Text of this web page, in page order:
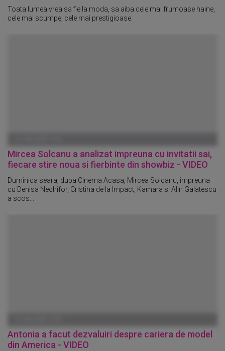
Toata lumea vrea sa fie la moda, sa aiba cele mai frumoase haine,
cele mai scumpe, cele mai prestigioase.
Mircea Solcanu a analizat impreuna cu invitatii sai,
fiecare stire noua si fierbinte din showbiz - VIDEO
Duminica seara, dupa Cinema Acasa, Mircea Solcanu, impreuna
cu Denisa Nechifor, Cristina de la Impact, Kamara si Alin Galatescu
a scos...
Antonia a facut dezvaluiri despre cariera de model
din America - VIDEO